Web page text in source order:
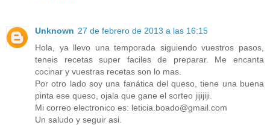
Unknown 27 de febrero de 2013 a las 16:15
Hola, ya llevo una temporada siguiendo vuestros pasos,
teneis recetas super faciles de preparar. Me encanta
cocinar y vuestras recetas son lo mas.
Por otro lado soy una fanática del queso, tiene una buena
pinta ese queso, ojala que gane el sorteo jijijiji.
Mi correo electronico es: leticia.boado@gmail.com
Un saludo y seguir asi.